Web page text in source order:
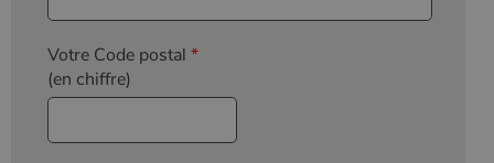
Votre Code postal *
(en chiffre)